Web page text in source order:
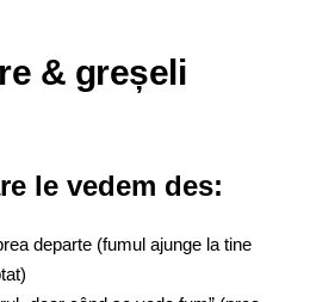
& greșeli
le vedem des:
departe (fumul ajunge la tine